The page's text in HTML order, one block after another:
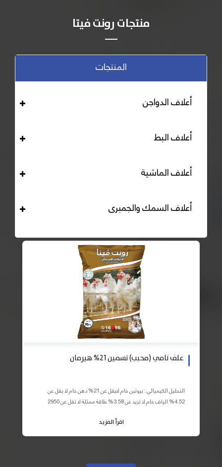
منتجات رونت فيتا
المنتجات
أعلاف الدواجن
أعلاف البط
أعلاف الماشية
أعلاف السمك والجمبرى
علف نامي (محبب) تسمين 21% هيرمان
التحليل الكيميائي : بروتين خام لايقل عن 21% دهن خام لا يقل عن
4.52% الياف خام لا تزيد عن 3.58% طاقة ممثلة لا تقل عن 2950
اقرأ المزيد